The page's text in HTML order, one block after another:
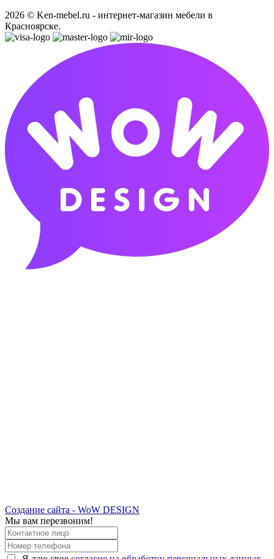
2026 © Ken-mebel.ru - интернет-магазин мебели в
Красноярске.
Создание сайта - WoW DESIGN
Мы вам перезвоним!